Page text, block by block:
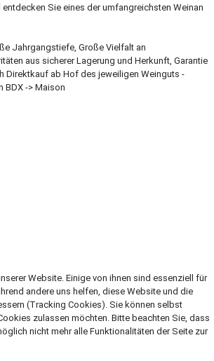
Sie eines der umfangreichsten Weinan
Jahrgangstiefe, Große Vielfalt an
aus sicherer Lagerung und Herkunft, Garantie
Direktkauf ab Hof des jeweiligen Weinguts -
BDX -> Maison
Website. Einige von ihnen sind essenziell für
andere uns helfen, diese Website und die
(Tracking Cookies). Sie können selbst
zulassen möchten. Bitte beachten Sie, dass
nicht mehr alle Funktionalitäten der Seite zur